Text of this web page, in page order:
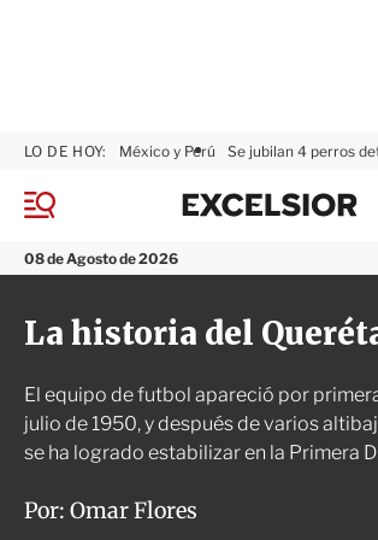
M
n
ú
08 de Agosto de 2026
LO DE HOY: México y Perú Se jubilan 4 perros
x
l
i
o
La historia del
El equipo de futbol apareció por
julio de 1950, y después de varios
se ha logrado estabilizar en la Primera
Por: Omar Flores